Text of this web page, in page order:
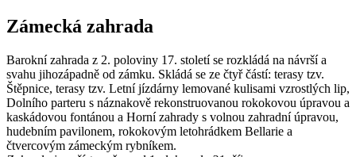
Zámecká zahrada
Barokní zahrada z 2. poloviny 17. století se rozkládá na návrší a
svahu jihozápadně od zámku. Skládá se ze čtyř částí: terasy tzv.
Štěpnice, terasy tzv. Letní jízdárny lemované kulisami vzrostlých lip,
Dolního parteru s náznakově rekonstruovanou rokokovou úpravou a
kaskádovou fontánou a Horní zahrady s volnou zahradní úpravou,
hudebním pavilonem, rokokovým letohrádkem Bellarie a
čtvercovým zámeckým rybníkem.